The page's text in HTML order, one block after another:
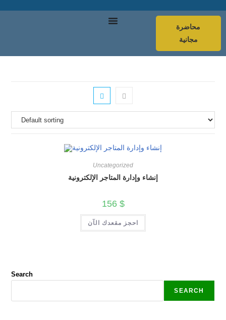
محاضرة
مجانية
Uncategorized
إنشاء وإدارة المتاجر الإلكترونية
156 $
احجز مقعدك الآن
Search
SEARCH